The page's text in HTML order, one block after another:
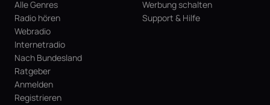
Alle Genres
Radio hören
Webradio
Internetradio
Nach Bundesland
Ratgeber
Anmelden
Registrieren
Werbung schalten
Support & Hilfe